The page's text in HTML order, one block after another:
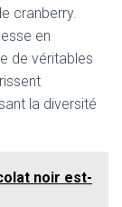
cranberry.
en
de véritables
la diversité
noir est-